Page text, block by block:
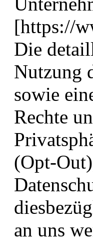
[https://
Die
Nutzung
sowie
Rechte
(Opt-
an uns